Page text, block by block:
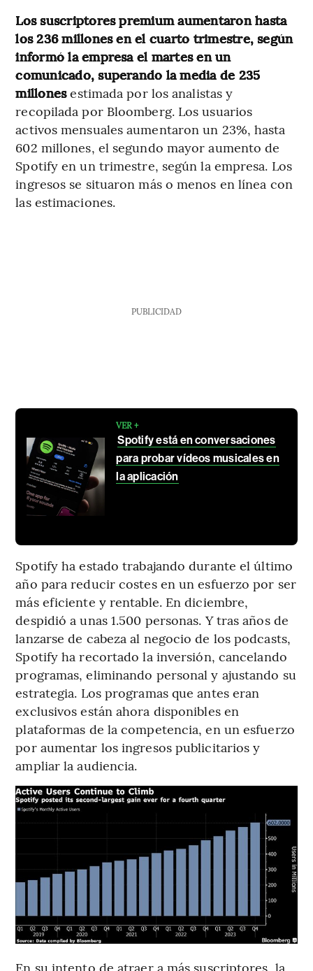
Los suscriptores premium aumentaron hasta
los 236 millones en el cuarto trimestre, según
informó la empresa el martes en un
comunicado, superando la media de 235
millonesestimada por los analistas y
recopilada por Bloomberg. Los usuarios
activos mensuales aumentaron un 23%, hasta
602 millones, el segundo mayor aumento de
Spotify en un trimestre, según la empresa. Los
ingresos se situaron más o menos en línea con
las estimaciones.
PUBLICIDAD
VER +
Spotify está en conversaciones
para probar vídeos musicales en
la aplicación
Spotify ha estado trabajando durante el último
año para reducir costes en un esfuerzo por ser
más eficiente y rentable. En diciembre,
despidió a unas 1.500 personas. Y tras años de
lanzarse de cabeza al negocio de los podcasts,
Spotify ha recortado la inversión, cancelando
programas, eliminando personal y ajustando su
estrategia. Los programas que antes eran
exclusivos están ahora disponibles en
plataformas de la competencia, en un esfuerzo
por aumentar los ingresos publicitarios y
ampliar la audiencia.
En su intento de atraer a más suscriptores, la